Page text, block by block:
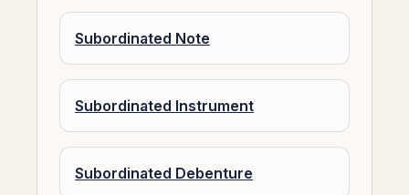
Subordinated Note
Subordinated Instrument
Subordinated Debenture